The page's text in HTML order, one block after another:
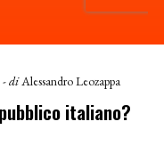
- diAlessandro Leozappa
italiano?